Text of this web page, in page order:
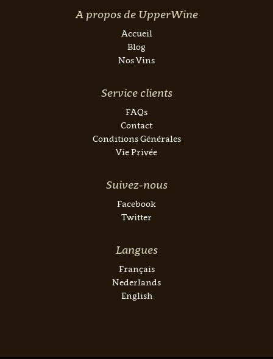
A propos de UpperWine
Accueil
Blog
Nos Vins
Service clients
FAQs
Contact
Conditions Générales
Vie Privée
Suivez-nous
Facebook
Twitter
Langues
Français
Nederlands
English